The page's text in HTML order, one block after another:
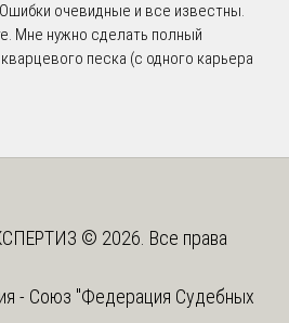
очевидные и все известны.
Мне нужно сделать полный
песка (с одного карьера
© 2026. Все права
- Союз "Федерация Судебных